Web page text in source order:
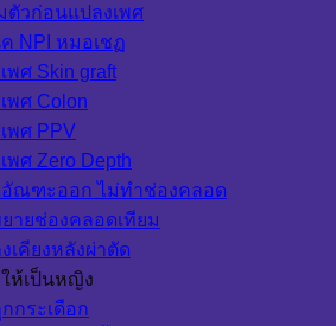
ตัวก่อนแปลงเพศ
NPI หมอเชฏ
พศ Skin graft
พศ Colon
พศ PPV
พศ Zero Depth
อัณฑะออก ไม่ทำช่องคลอด
ายช่องคลอดเทียม
เคียงหลังผ่าตัด
ห้เป็นหญิง
กระเดือก